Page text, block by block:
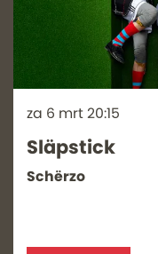
Släpstick
Schërzo
za 6 mrt20:15